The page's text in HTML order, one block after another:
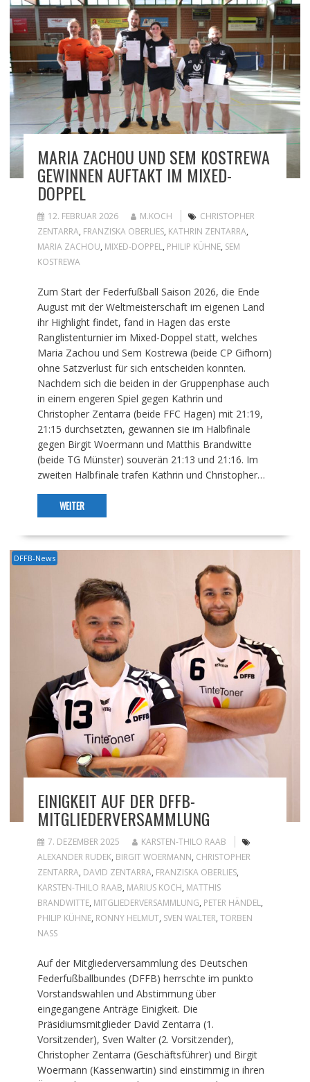
MARIA ZACHOU UND SEM KOSTREWA
GEWINNEN AUFTAKT IM MIXED-
DOPPEL
12. FEBRUAR 2026 M.KOCH
CHRISTOPHER
ZENTARRA, FRANZISKA OBERLIES, KATHRIN ZENTARRA,
MARIA ZACHOU, MIXED-DOPPEL, PHILIP KÜHNE, SEM
KOSTREWA
Zum Start der Federfußball Saison 2026, die Ende
August mit der Weltmeisterschaft im eigenen Land
ihr Highlight findet, fand in Hagen das erste
Ranglistenturnier im Mixed-Doppel statt, welches
Maria Zachou und Sem Kostrewa (beide CP Gifhorn)
ohne Satzverlust für sich entscheiden konnten.
Nachdem sich die beiden in der Gruppenphase auch
in einem engeren Spiel gegen Kathrin und
Christopher Zentarra (beide FFC Hagen) mit 21:19,
21:15 durchsetzten, gewannen sie im Halbfinale
gegen Birgit Woermann und Matthis Brandwitte
(beide TG Münster) souverän 21:13 und 21:16. Im
zweiten Halbfinale trafen Kathrin und Christopher…
WEITER
DFFB-News
EINIGKEIT AUF DER DFFB-
MITGLIEDERVERSAMMLUNG
7. DEZEMBER 2025
KARSTEN-THILO RAAB
ALEXANDER RUDEK, BIRGIT WOERMANN, CHRISTOPHER
ZENTARRA, DAVID ZENTARRA, FRANZISKA OBERLIES,
KARSTEN-THILO RAAB, MARIUS KOCH, MATTHIS
BRANDWITTE, MITGLIEDERVERSAMMLUNG, PETER HÄNDEL,
PHILIP KÜHNE, RONNY HELMUT, SVEN WALTER, TORBEN
NASS
Auf der Mitgliederversammlung des Deutschen
Federfußballbundes (DFFB) herrschte im punkto
Vorstandswahlen und Abstimmung über
eingegangene Anträge Einigkeit. Die
Präsidiumsmitglieder David Zentarra (1.
Vorsitzender), Sven Walter (2. Vorsitzender),
Christopher Zentarra (Geschäftsführer) und Birgit
Woermann (Kassenwartin) sind einstimmig in ihren